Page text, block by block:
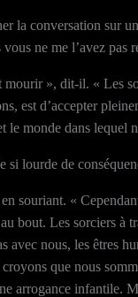
la conversation sur
ne me l’avez pas
», dit-il. « Les
est d’accepter
le monde dans lequel
si lourde de
souriant. «
bout. Les sorciers
nous, les êtres
que nous
arrogance infantile.